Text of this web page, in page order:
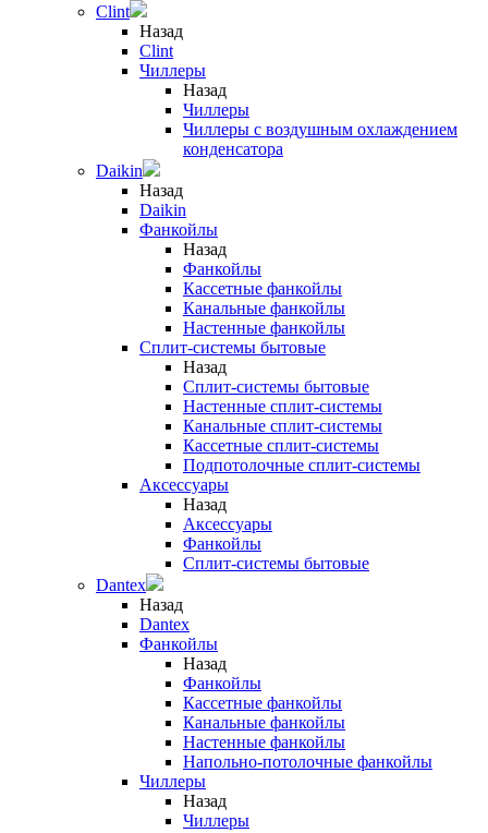
Clint
Назад
Clint
Чиллеры
Назад
Чиллеры
Чиллеры с воздушным охлаждением
конденсатора
Daikin
Назад
Daikin
Фанкойлы
Назад
Фанкойлы
Кассетные фанкойлы
Канальные фанкойлы
Настенные фанкойлы
Сплит-системы бытовые
Назад
Сплит-системы бытовые
Настенные сплит-системы
Канальные сплит-системы
Кассетные сплит-системы
Подпотолочные сплит-системы
Аксессуары
Назад
Аксессуары
Фанкойлы
Сплит-системы бытовые
Dantex
Назад
Dantex
Фанкойлы
Назад
Фанкойлы
Кассетные фанкойлы
Канальные фанкойлы
Настенные фанкойлы
Напольно-потолочные фанкойлы
Чиллеры
Назад
Чиллеры